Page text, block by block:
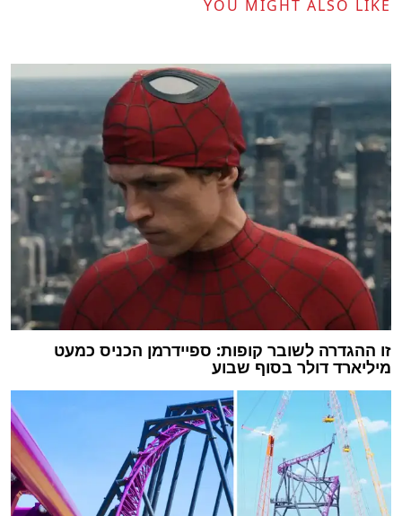
YOU MIGHT ALSO LIKE
זו ההגדרה לשובר קופות: ספיידרמן הכניס כמעט
מיליארד דולר בסוף שבוע